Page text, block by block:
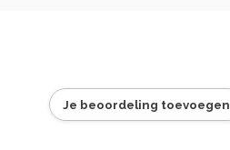
Je beoordeling toevoegen